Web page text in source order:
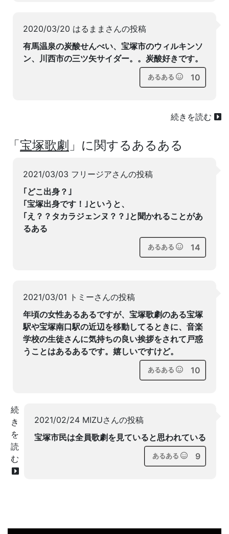
2020/03/20 はるままさんの投稿
有馬温泉の炭酸せんべい、宝塚市のウィルキンソ
ン、川西市の三ツ矢サイダー。。炭酸好きです。
あるある 10
続きを読む
「宝塚歌劇 」に関するあるある
2021/03/03 フリージアさんの投稿
｢どこ出身？｣
｢宝塚出身です！｣というと、
｢え？？タカラジェンヌ？？｣と聞かれることがあ
るある
あるある 14
2021/03/01 トミーさんの投稿
年頃の女性あるあるですが、宝塚歌劇のある宝塚
駅や宝塚南口駅の近辺を移動してるときに、音楽
学校の生徒さんに気持ちの良い挨拶をされて戸惑
うことはあるあるです。嬉しいですけど。
あるある 10
2021/02/24 MIZUさんの投稿
宝塚市民は全員歌劇を見ていると思われている
あるある 9
続
き
を
読
む